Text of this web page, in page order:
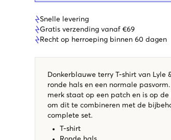
Snelle levering
Gratis verzending vanaf €69
Recht op herroeping binnen 60 dagen
Donkerblauwe terry T-shirt van Lyle
ronde hals en een normale
merk staat op een patch en is op
om dit te combineren met de
complete set.
T-shirt